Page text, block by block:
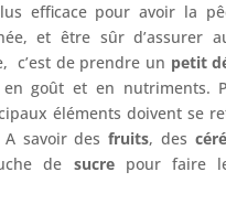
efficace pour avoir la
et être sûr d’assurer
c’est de prendre un petit
goût et en nutriments.
éléments doivent se
A savoir desfruits, des
de sucrepour faire